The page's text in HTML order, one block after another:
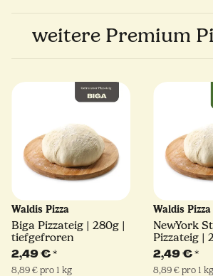
weitere Premium
Waldis Pizza
Biga Pizzateig | 280g |
tiefgefroren
2,49 €*
8,89 € pro 1 kg
Waldis Pizza
NewYork
Pizzateig |
tiefgefroren
2,49 €*
8,89 € pro 1 kg